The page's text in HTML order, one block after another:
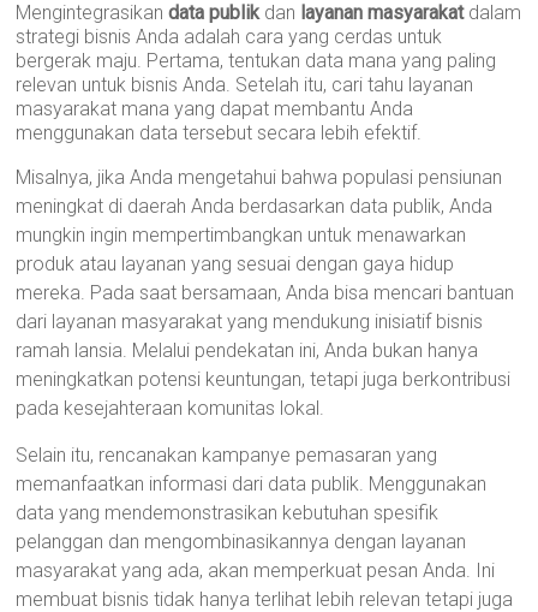
Mengintegrasikandata publikdan layanan masyarakatdalam
strategi bisnis Anda adalah cara yang cerdas untuk
bergerak maju. Pertama, tentukan data mana yang paling
relevan untuk bisnis Anda. Setelah itu, cari tahu layanan
masyarakat mana yang dapat membantu Anda
menggunakan data tersebut secara lebih efektif.
Misalnya, jika Anda mengetahui bahwa populasi pensiunan
meningkat di daerah Anda berdasarkan data publik, Anda
mungkin ingin mempertimbangkan untuk menawarkan
produk atau layanan yang sesuai dengan gaya hidup
mereka. Pada saat bersamaan, Anda bisa mencari bantuan
dari layanan masyarakat yang mendukung inisiatif bisnis
ramah lansia. Melalui pendekatan ini, Anda bukan hanya
meningkatkan potensi keuntungan, tetapi juga berkontribusi
pada kesejahteraan komunitas lokal.
Selain itu, rencanakan kampanye pemasaran yang
memanfaatkan informasi dari data publik. Menggunakan
data yang mendemonstrasikan kebutuhan spesifik
pelanggan dan mengombinasikannya dengan layanan
masyarakat yang ada, akan memperkuat pesan Anda. Ini
membuat bisnis tidak hanya terlihat lebih relevan tetapi juga